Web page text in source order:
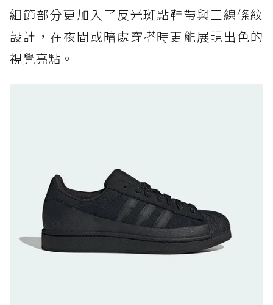
防水鞋推薦 7. Timberland Motion Access：
黃靴同級頂級防水，輕量化工裝健走鞋雨天必備
防水鞋推薦 7. Timberland Motion Access：
黃靴同級頂級防水，輕量化工裝健走鞋雨天必備
防水鞋推薦 10. PUMA Voyage NITRO™ 4
GORE-TEX：氮氣中底注入，回彈與防滑兼具的
全天候越野跑鞋
防水鞋推薦 11. On Cloudhorizon 2 WP：腳
感軟彈、搭載 Missiongrip™ 的防水輕越野鞋
細節部分更加入了反光斑點鞋帶與三線條紋
設計，在夜間或暗處穿搭時更能展現出色的
視覺亮點。